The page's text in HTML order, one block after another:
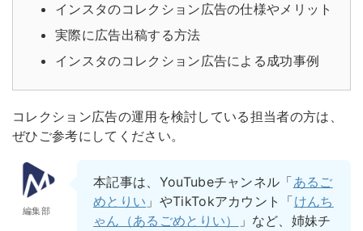
インスタのコレクション広告の仕様やメリット
実際に広告出稿する方法
インスタのコレクション広告による成功事例
コレクション広告の運用を検討している担当者の方は、
ぜひご参考にしてください。
編集部
本記事は、YouTubeチャンネル「あるご
めとりい 」やTikTokアカウント「けんち
ゃん（あるごめとりい）
」など、姉妹チ